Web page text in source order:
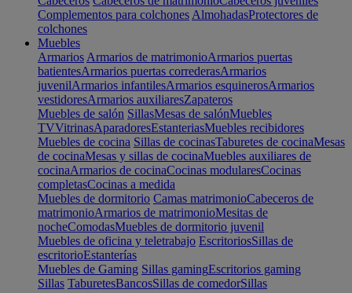
Complementos para colchones AlmohadasProtectores de
colchones
Muebles
Armarios Armarios de matrimonioArmarios puertas
batientesArmarios puertas correderasArmarios
juvenilArmarios infantilesArmarios esquinerosArmarios
vestidoresArmarios auxiliaresZapateros
Muebles de salón SillasMesas de salónMuebles
TVVitrinasAparadoresEstanteriasMuebles recibidores
Muebles de cocina Sillas de cocinasTaburetes de cocinaMesas
de cocinaMesas y sillas de cocinaMuebles auxiliares de
cocinaArmarios de cocinaCocinas modularesCocinas
completasCocinas a medida
Muebles de dormitorio Camas matrimonioCabeceros de
matrimonioArmarios de matrimonioMesitas de
nocheComodasMuebles de dormitorio juvenil
Muebles de oficina y teletrabajo EscritoriosSillas de
escritorioEstanterías
Muebles de Gaming Sillas gamingEscritorios gaming
Sillas TaburetesBancosSillas de comedorSillas